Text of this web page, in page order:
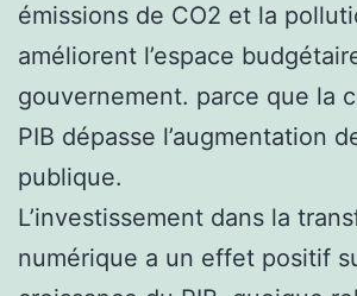
émissions de CO2 et la
améliorent l’espace
gouvernement. parce que la
PIB dépasse l’augmentation
publique.
L’investissement dans la
numérique a un effet positif